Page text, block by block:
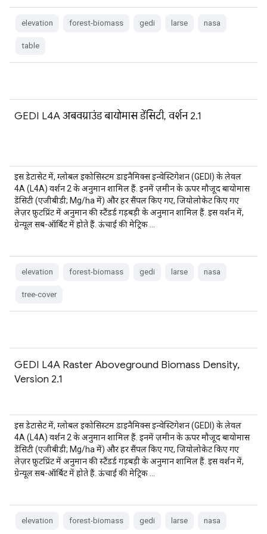
elevation forest-biomass gedi larse nasa
table
GEDI L4A अबवग्राउंड बायोमास डेंसिटी, वर्शन 2.1
इस डेटासेट में, ग्लोबल इकोसिस्टम डाइनैमिक्स इन्वेस्टिगेशन (GEDI) के लेवल
4A (L4A) वर्शन 2 के अनुमान शामिल हैं. इनमें ज़मीन के ऊपर मौजूद बायोमास
डेंसिटी (एजीबीडी; Mg/ha में) और हर सैंपल किए गए, जियोलोकेट किए गए
लेज़र फ़ुटप्रिंट में अनुमान की स्टैंडर्ड गड़बड़ी के अनुमान शामिल हैं. इस वर्शन में,
ग्रेन्यूल सब-ऑर्बिट में होते हैं. ऊंचाई की मेट्रिक …
elevation forest-biomass gedi larse nasa
tree-cover
GEDI L4A Raster Aboveground Biomass Density,
Version 2.1
इस डेटासेट में, ग्लोबल इकोसिस्टम डाइनैमिक्स इन्वेस्टिगेशन (GEDI) के लेवल
4A (L4A) वर्शन 2 के अनुमान शामिल हैं. इनमें ज़मीन के ऊपर मौजूद बायोमास
डेंसिटी (एजीबीडी; Mg/ha में) और हर सैंपल किए गए, जियोलोकेट किए गए
लेज़र फ़ुटप्रिंट में अनुमान की स्टैंडर्ड गड़बड़ी के अनुमान शामिल हैं. इस वर्शन में,
ग्रेन्यूल सब-ऑर्बिट में होते हैं. ऊंचाई की मेट्रिक …
elevation forest-biomass gedi larse nasa